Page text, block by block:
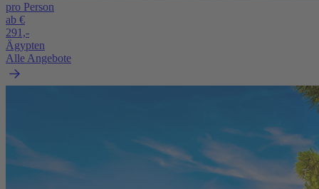
pro Person
ab €
291,-
Ägypten
Alle Angebote